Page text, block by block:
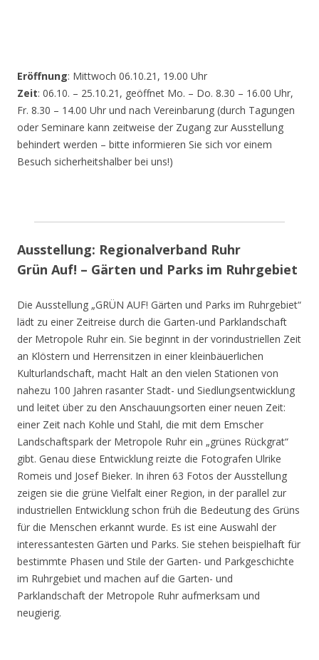
Eröffnung: Mittwoch 06.10.21, 19.00 Uhr
Zeit: 06.10. – 25.10.21, geöffnet Mo. – Do. 8.30 – 16.00 Uhr,
Fr. 8.30 – 14.00 Uhr und nach Vereinbarung (durch Tagungen
oder Seminare kann zeitweise der Zugang zur Ausstellung
behindert werden – bitte informieren Sie sich vor einem
Besuch sicherheitshalber bei uns!)
Ausstellung: Regionalverband Ruhr
Grün Auf! – Gärten und Parks im Ruhrgebiet
Die Ausstellung „GRÜN AUF! Gärten und Parks im Ruhrgebiet“
lädt zu einer Zeitreise durch die Garten-und Parklandschaft
der Metropole Ruhr ein. Sie beginnt in der vorindustriellen Zeit
an Klöstern und Herrensitzen in einer kleinbäuerlichen
Kulturlandschaft, macht Halt an den vielen Stationen von
nahezu 100 Jahren rasanter Stadt- und Siedlungsentwicklung
und leitet über zu den Anschauungsorten einer neuen Zeit:
einer Zeit nach Kohle und Stahl, die mit dem Emscher
Landschaftspark der Metropole Ruhr ein „grünes Rückgrat“
gibt. Genau diese Entwicklung reizte die Fotografen Ulrike
Romeis und Josef Bieker. In ihren 63 Fotos der Ausstellung
zeigen sie die grüne Vielfalt einer Region, in der parallel zur
industriellen Entwicklung schon früh die Bedeutung des Grüns
für die Menschen erkannt wurde. Es ist eine Auswahl der
interessantesten Gärten und Parks. Sie stehen beispielhaft für
bestimmte Phasen und Stile der Garten- und Parkgeschichte
im Ruhrgebiet und machen auf die Garten- und
Parklandschaft der Metropole Ruhr aufmerksam und
neugierig.